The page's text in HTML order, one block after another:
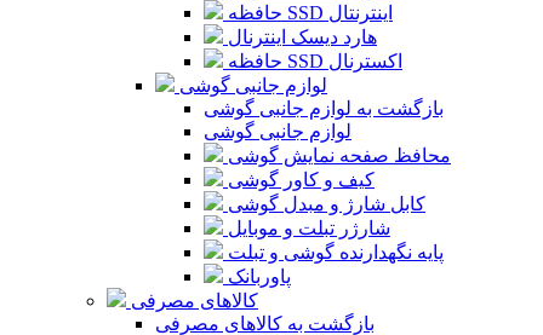
حافظه SSD اینترنتال
هارد دیسک اینترنال
حافظه SSD اکسترنال
لوازم جانبی گوشی
بازگشت به لوازم جانبی گوشی
لوازم جانبی گوشی
محافظ صفحه نمایش گوشی
کیف و کاور گوشی
کابل شارژ و مبدل گوشی
شارژر تبلت و موبایل
پایه نگهدارنده گوشی و تبلت
پاوربانک
کالاهای مصرفی
بازگشت به کالاهای مصرفی